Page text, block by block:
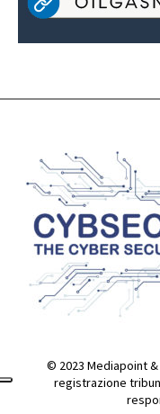
© 2023 Mediapoint &
registrazione